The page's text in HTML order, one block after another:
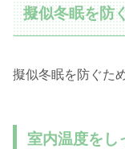
擬似冬眠を防
擬似冬眠を防ぐた
室内温度をし